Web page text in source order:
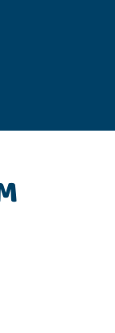
s firmou